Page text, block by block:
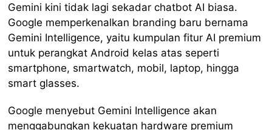
Gemini kini tidak lagi sekadar chatbot AI biasa.
Google memperkenalkan branding baru bernama
Gemini Intelligence, yaitu kumpulan fitur AI premium
untuk perangkat Android kelas atas seperti
smartphone, smartwatch, mobil, laptop, hingga
smart glasses.
Google menyebut Gemini Intelligence akan
menggabungkan kekuatan hardware premium